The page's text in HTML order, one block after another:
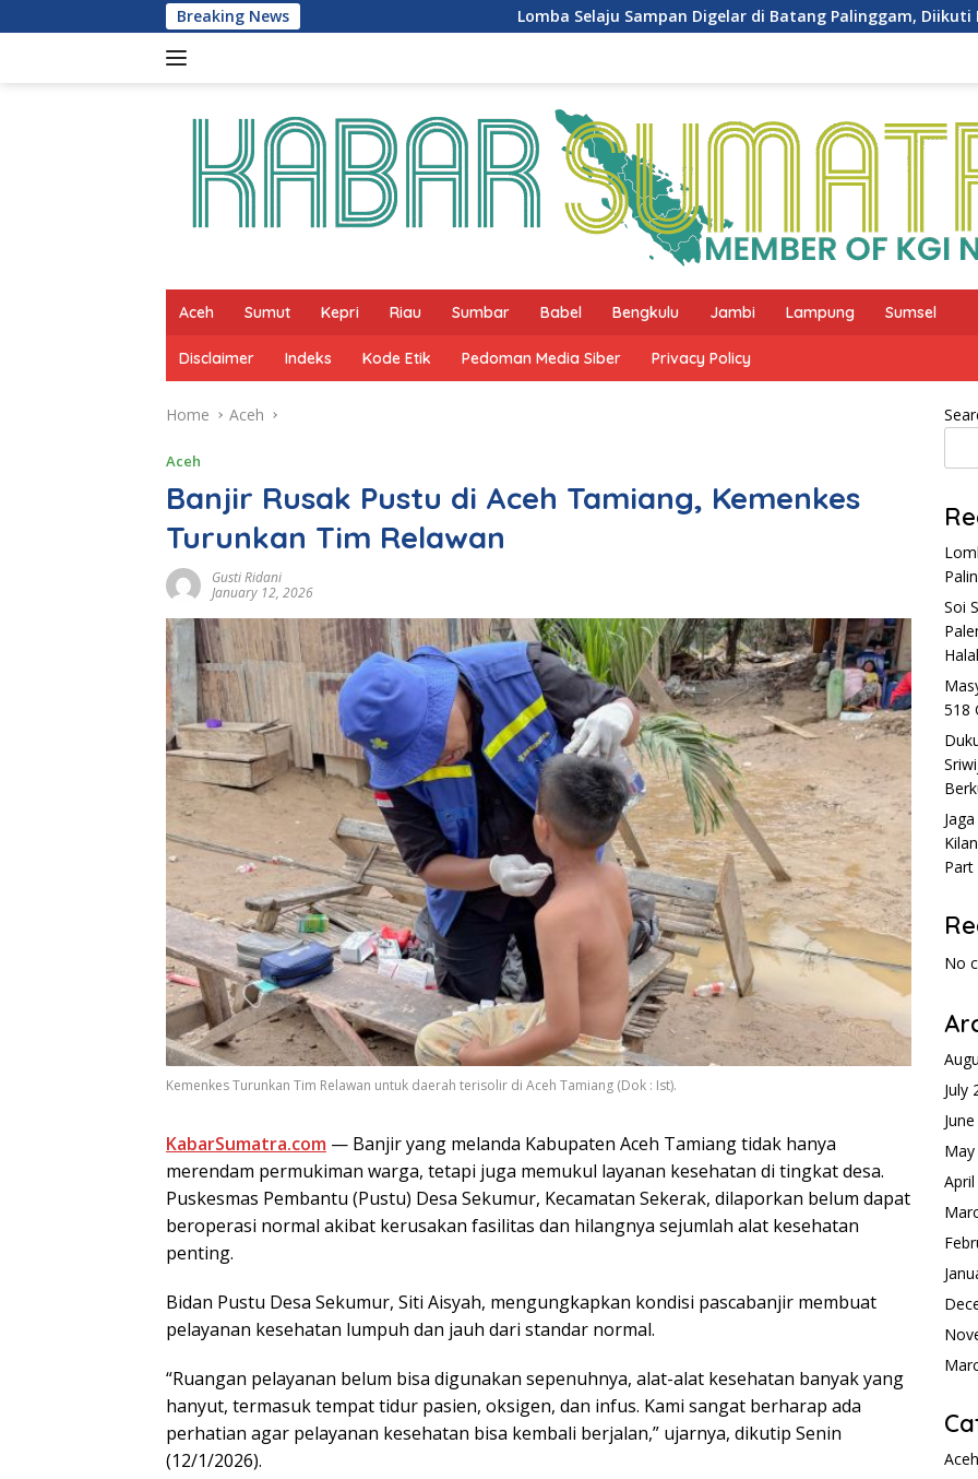
to
Breaking News Lomba Selaju Sampan Digelar di Batang Palinggam, Diikuti Puluhan Tim
Aceh Sumut Kepri Riau Sumbar Babel Bengkulu Jambi Lampung Sumsel
Disclaimer Indeks Kode Etik Pedoman Media Siber Privacy Policy
Home Aceh
Aceh
Banjir Rusak Pustu di Aceh Tamiang, Kemenkes
Turunkan Tim Relawan
Gusti Ridani
January 12, 2026
Kemenkes Turunkan Tim Relawan untuk daerah terisolir di Aceh Tamiang (Dok : Ist).
KabarSumatra.com — Banjir yang melanda Kabupaten Aceh Tamiang tidak hanya
merendam permukiman warga, tetapi juga memukul layanan kesehatan di tingkat desa.
Puskesmas Pembantu (Pustu) Desa Sekumur, Kecamatan Sekerak, dilaporkan belum dapat
beroperasi normal akibat kerusakan fasilitas dan hilangnya sejumlah alat kesehatan
penting.
Bidan Pustu Desa Sekumur, Siti Aisyah, mengungkapkan kondisi pascabanjir membuat
pelayanan kesehatan lumpuh dan jauh dari standar normal.
“Ruangan pelayanan belum bisa digunakan sepenuhnya, alat-alat kesehatan banyak yang
hanyut, termasuk tempat tidur pasien, oksigen, dan infus. Kami sangat berharap ada
perhatian agar pelayanan kesehatan bisa kembali berjalan,” ujarnya, dikutip Senin
(12/1/2026).
Soi
Halal
518
Part
No
July
Aceh